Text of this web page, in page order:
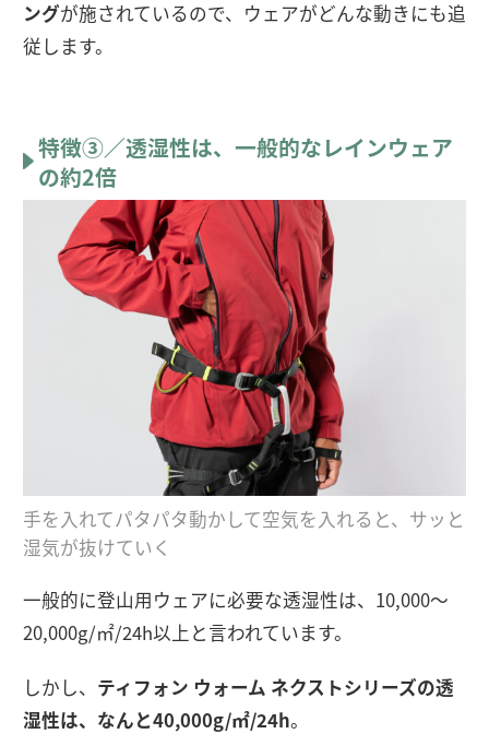
ングが施されているので、ウェアがどんな動きにも追
従します。
特徴③／透湿性は、一般的なレインウェア
の約2倍
手を入れてパタパタ動かして空気を入れると、サッと
湿気が抜けていく
一般的に登山用ウェアに必要な透湿性は、10,000～
20,000g/㎡/24h以上と言われています。
しかし、 ティフォン ウォーム ネクストシリーズの透
湿性は、なんと40,000g/㎡/24h。